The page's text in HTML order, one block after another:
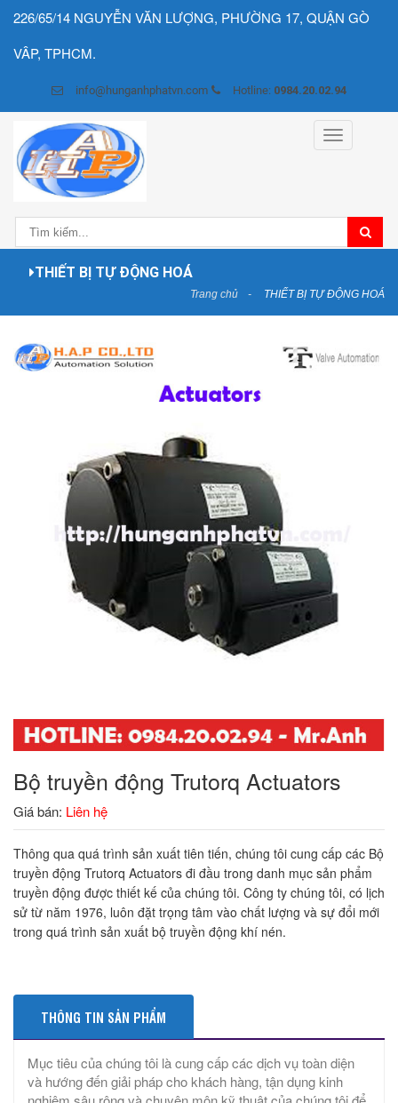
226/65/14 NGUYỄN VĂN LƯỢNG, PHƯỜNG 17, QUẬN GÒ
VÂP, TPHCM.
info@hunganhphatvn.com Hotline: 0984.20.02.94
Toggle
navigation
THIẾT BỊ TỰ ĐỘNG HOÁ
Trang chủ THIẾT BỊ TỰ ĐỘNG HOÁ
Bộ truyền động Trutorq Actuators
Giá bán: Liên hệ
Thông qua quá trình sản xuất tiên tiến, chúng tôi cung cấp các Bộ
truyền động Trutorq Actuators đi đầu trong danh mục sản phẩm
truyền động được thiết kế của chúng tôi. Công ty chúng tôi, có lịch
sử từ năm 1976, luôn đặt trọng tâm vào chất lượng và sự đổi mới
trong quá trình sản xuất bộ truyền động khí nén.
THÔNG TIN SẢN PHẨM
Mục tiêu của chúng tôi là cung cấp các dịch vụ toàn diện
và hướng đến giải pháp cho khách hàng, tận dụng kinh